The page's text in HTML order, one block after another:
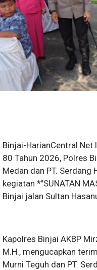
Binjai-HarianCentral.Net
80 Tahun 2026, Polres
Medan dan PT. Serdang
kegiatan *"SUNATAN
Binjai jalan Sultan
Kapolres Binjai AKBP
M.H., mengucapkan
Murni Teguh dan PT.